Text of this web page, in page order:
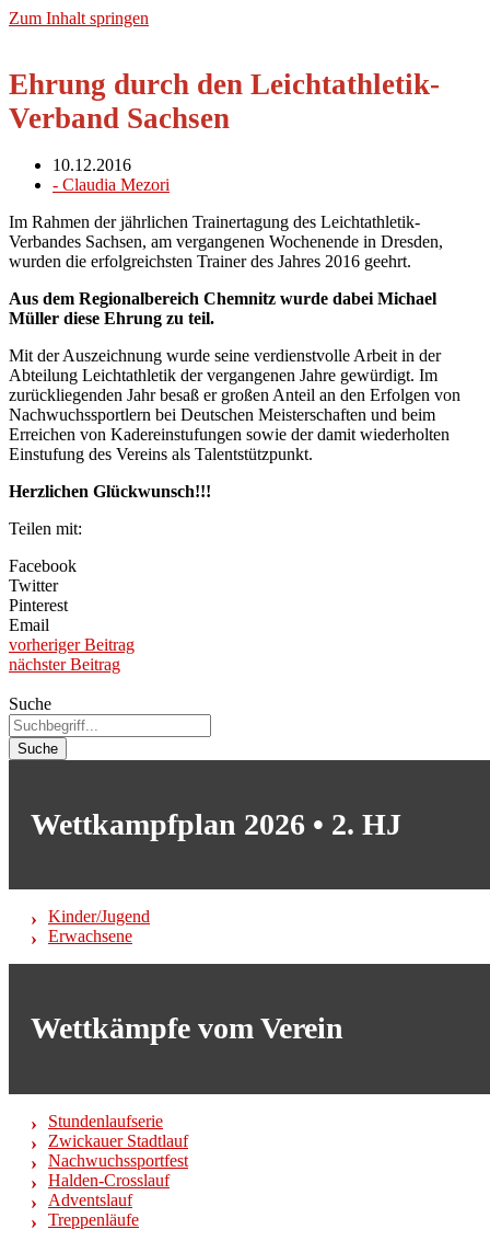
Zum Inhalt springen
Ehrung durch den Leichtathletik-
Verband Sachsen
10.12.2016
- Claudia Mezori
Im Rahmen der jährlichen Trainertagung des Leichtathletik-
Verbandes Sachsen, am vergangenen Wochenende in Dresden,
wurden die erfolgreichsten Trainer des Jahres 2016 geehrt.
Aus dem Regionalbereich Chemnitz wurde dabei Michael
Müller diese Ehrung zu teil.
Mit der Auszeichnung wurde seine verdienstvolle Arbeit in der
Abteilung Leichtathletik der vergangenen Jahre gewürdigt. Im
zurückliegenden Jahr besaß er großen Anteil an den Erfolgen von
Nachwuchssportlern bei Deutschen Meisterschaften und beim
Erreichen von Kadereinstufungen sowie der damit wiederholten
Einstufung des Vereins als Talentstützpunkt.
Herzlichen Glückwunsch!!!
Teilen mit:
Facebook
Twitter
Pinterest
Email
vorheriger Beitrag
nächster Beitrag
Suche
Suche
Wettkampfplan 2026 • 2. HJ
Kinder/Jugend
Erwachsene
Wettkämpfe vom Verein
Stundenlaufserie
Zwickauer Stadtlauf
Nachwuchssportfest
Halden-Crosslauf
Adventslauf
Treppenläufe